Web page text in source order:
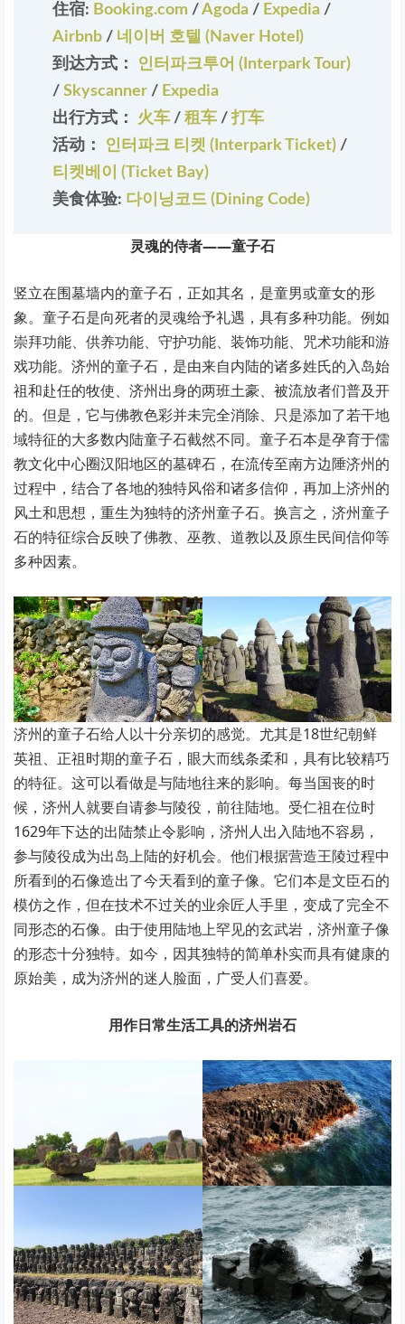
住宿: Booking.com /Agoda / Expedia /
Airbnb / 네이버 호텔 (Naver Hotel)
到达方式： 인터파크투어 (Interpark Tour)
/Skyscanner / Expedia
出行方式： 火车 /租车 /打车
活动： 인터파크 티켓 (Interpark Ticket) /
티켓베이 (Ticket Bay)
美食体验: 다이닝코드 (Dining Code)
灵魂的侍者——童子石
竖立在围墓墙内的童子石，正如其名，是童男或童女的形
象。童子石是向死者的灵魂给予礼遇，具有多种功能。例如
崇拜功能、供养功能、守护功能、装饰功能、咒术功能和游
戏功能。济州的童子石，是由来自内陆的诸多姓氏的入岛始
祖和赴任的牧使、济州出身的两班土豪、被流放者们普及开
的。但是，它与佛教色彩并未完全消除、只是添加了若干地
域特征的大多数内陆童子石截然不同。童子石本是孕育于儒
教文化中心圈汉阳地区的墓碑石，在流传至南方边陲济州的
过程中，结合了各地的独特风俗和诸多信仰，再加上济州的
风土和思想，重生为独特的济州童子石。换言之，济州童子
石的特征综合反映了佛教、巫教、道教以及原生民间信仰等
多种因素。
济州的童子石给人以十分亲切的感觉。尤其是18世纪朝鲜
英祖、正祖时期的童子石，眼大而线条柔和，具有比较精巧
的特征。这可以看做是与陆地往来的影响。每当国丧的时
候，济州人就要自请参与陵役，前往陆地。受仁祖在位时
1629年下达的出陆禁止令影响，济州人出入陆地不容易，
参与陵役成为出岛上陆的好机会。他们根据营造王陵过程中
所看到的石像造出了今天看到的童子像。它们本是文臣石的
模仿之作，但在技术不过关的业余匠人手里，变成了完全不
同形态的石像。由于使用陆地上罕见的玄武岩，济州童子像
的形态十分独特。如今，因其独特的简单朴实而具有健康的
原始美，成为济州的迷人脸面，广受人们喜爱。
用作日常生活工具的济州岩石